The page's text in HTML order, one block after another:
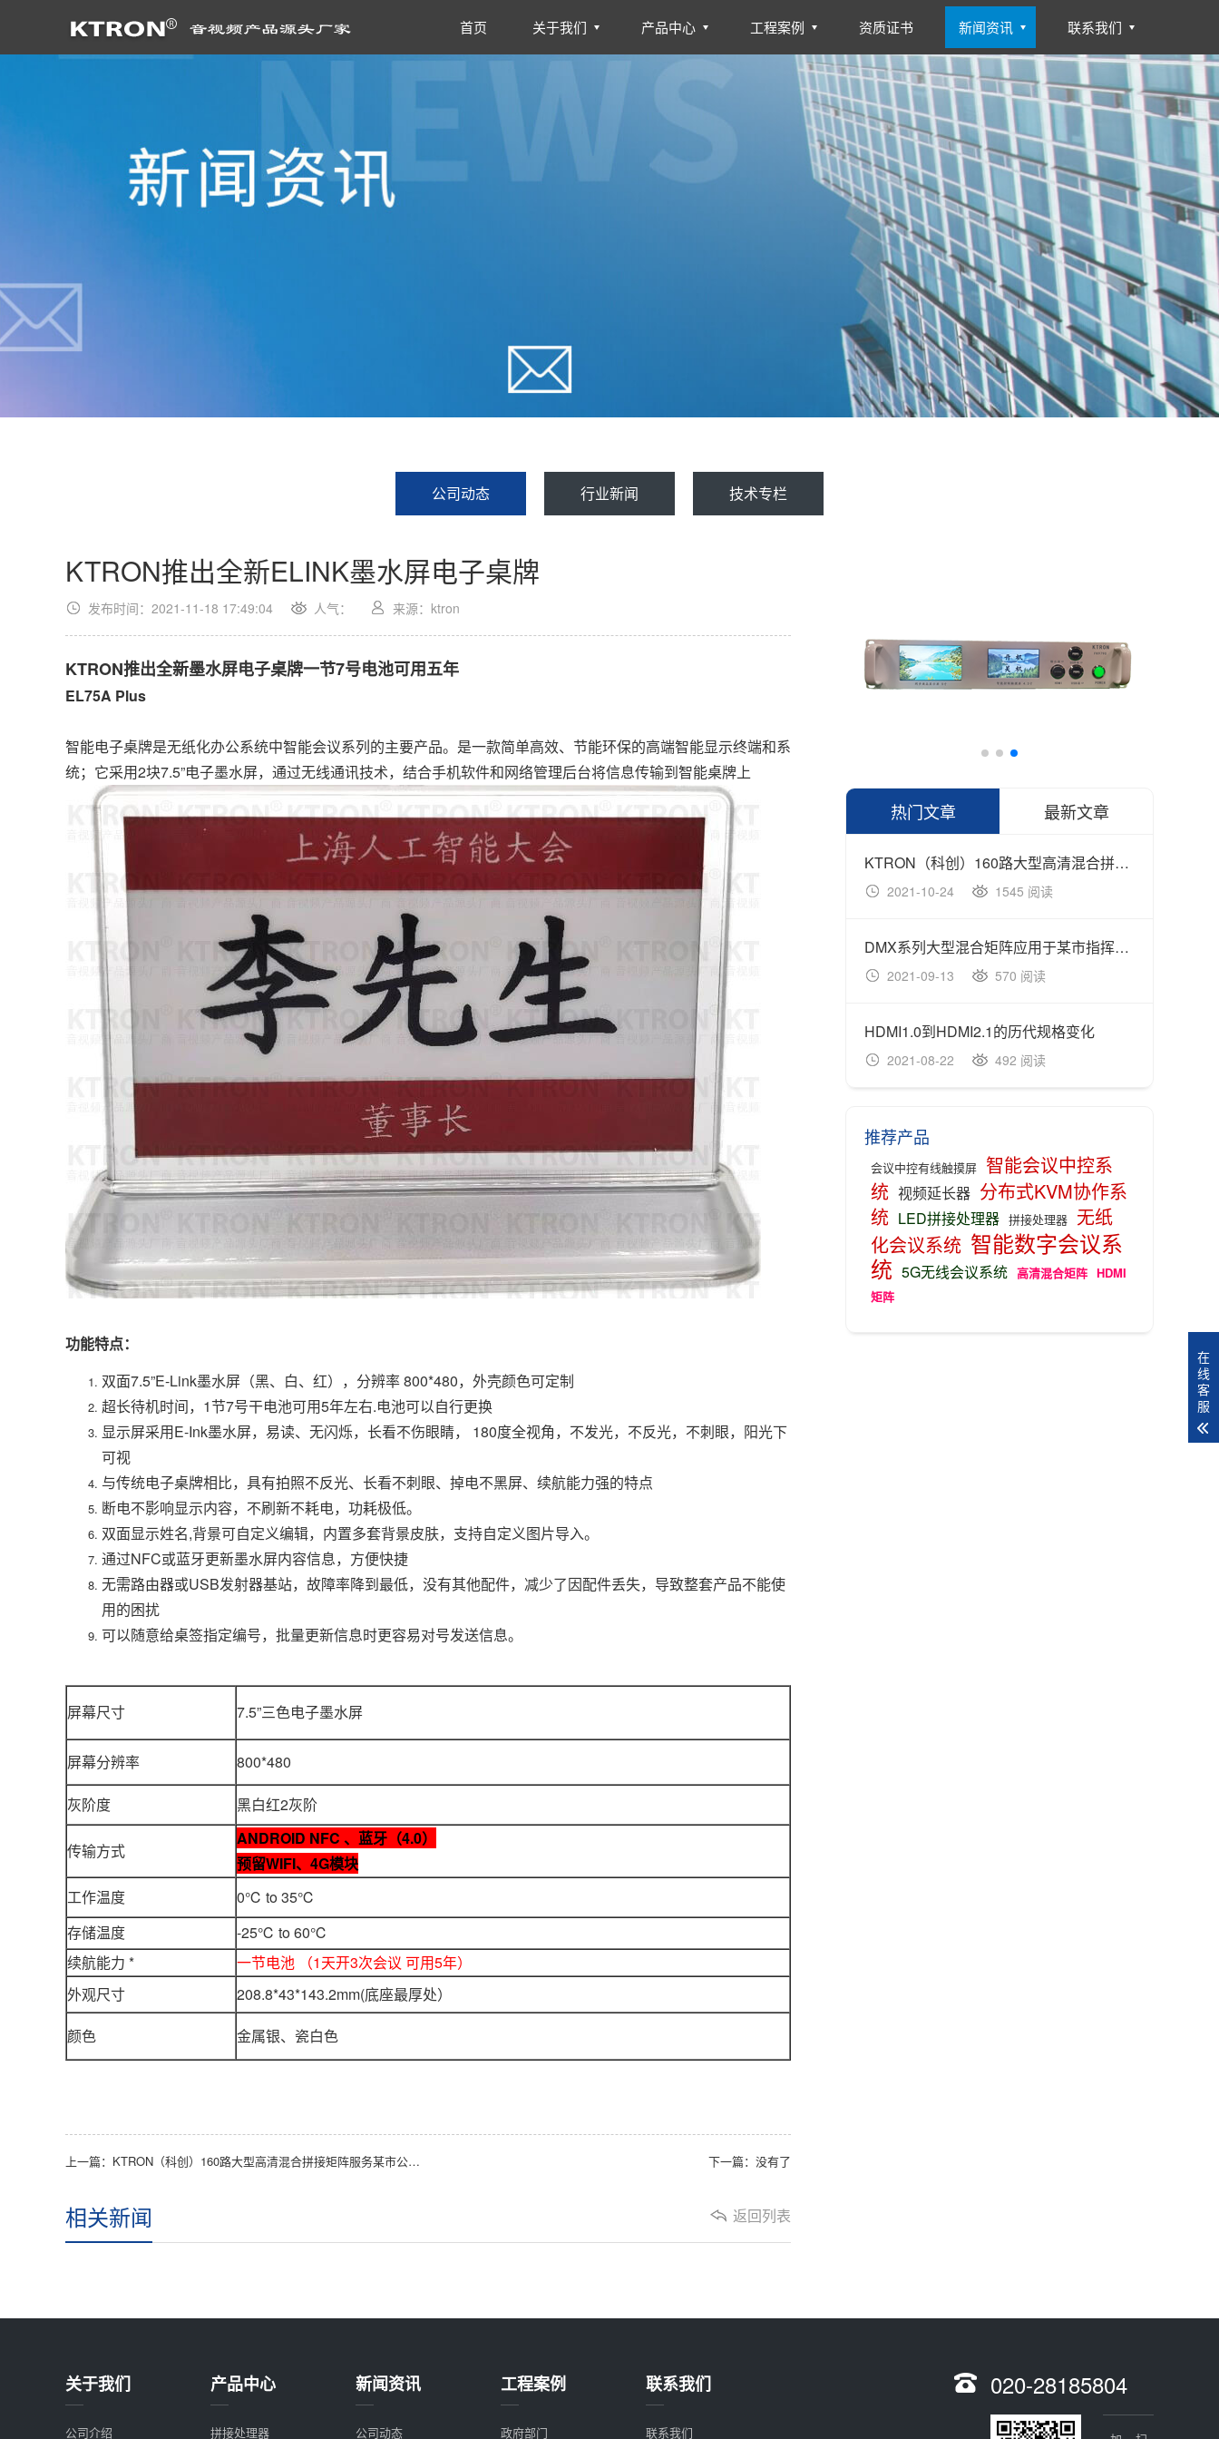
首页 关于我们 产品中心 工程案例 资质证书 新闻资讯 联系我们
公司动态 行业新闻 技术专栏
KTRON推出全新ELINK墨水屏电子桌牌
发布时间：2021-11-18 17:49:04 人气： 来源：ktron
KTRON推出全新墨水屏电子桌牌一节7号电池可用五年
EL75A Plus
智能电子桌牌是无纸化办公系统中智能会议系列的主要产品。是一款简单高效、节能环保的高端智能显示终端和系
统；它采用2块7.5”电子墨水屏，通过无线通讯技术，结合手机软件和网络管理后台将信息传输到智能桌牌上
功能特点：
双面7.5”E-Link墨水屏（黑、白、红），分辨率 800*480，外壳颜色可定制
超长待机时间，1节7号干电池可用5年左右.电池可以自行更换
显示屏采用E-Ink墨水屏，易读、无闪烁，长看不伤眼睛， 180度全视角，不发光，不反光，不刺眼，阳光下
可视
与传统电子桌牌相比，具有拍照不反光、长看不刺眼、掉电不黑屏、续航能力强的特点
断电不影响显示内容，不刷新不耗电，功耗极低。
双面显示姓名,背景可自定义编辑，内置多套背景皮肤，支持自定义图片导入。
通过NFC或蓝牙更新墨水屏内容信息，方便快捷
无需路由器或USB发射器基站，故障率降到最低，没有其他配件，减少了因配件丢失，导致整套产品不能使
用的困扰
可以随意给桌签指定编号，批量更新信息时更容易对号发送信息。
屏幕尺寸 7.5”三色电子墨水屏
屏幕分辨率 800*480
灰阶度 黑白红2灰阶
传输方式
ANDROID NFC 、蓝牙（4.0）
预留WIFI、4G模块
工作温度
0℃ to 35℃
存储温度
-25℃ to 60℃
续航能力 *
一节电池 （1天开3次会议 可用5年）
外观尺寸
208.8*43*143.2mm(底座最厚处）
颜色
金属银、瓷白色
上一篇：KTRON（科创）160路大型高清混合拼接矩阵服务某市公安局 下一篇：没有了
返回列表
相关新闻
热门文章 最新文章
KTRON（科创）160路大型高清混合拼接矩阵服务某市
2021-10-24 1545 阅读
DMX系列大型混合矩阵应用于某市指挥中心
2021-09-13 570 阅读
HDMI1.0到HDMI2.1的历代规格变化
2021-08-22 492 阅读
推荐产品
会议中控有线触摸屏 智能会议中控系
统 视频延长器 分布式KVM协作系
统 LED拼接处理器 拼接处理器 无纸
化会议系统 智能数字会议系
统 5G无线会议系统 高清混合矩阵 HDMI
矩阵
关于我们
公司介绍
产品中心
拼接处理器
新闻资讯
公司动态
工程案例
政府部门
联系我们
联系我们
020-28185804
在
线
客
服